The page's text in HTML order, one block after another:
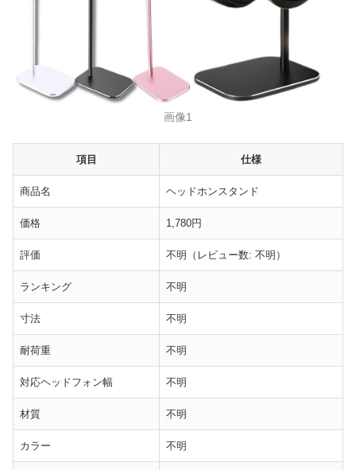
画像1
項目 仕様
商品名 ヘッドホンスタンド
価格 1,780円
評価 不明（レビュー数: 不明）
ランキング 不明
寸法 不明
耐荷重 不明
対応ヘッドフォン幅 不明
材質 不明
カラー 不明